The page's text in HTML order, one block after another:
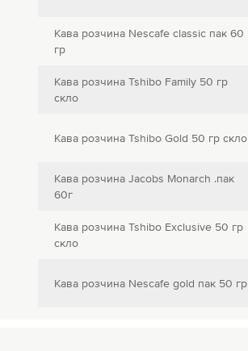
Кава розчина Nescafe classic пак 60
гр
Кава розчина Tshibo Family 50 гр
скло
Кава розчина Tshibo Gold 50 гр скло
Кава розчина Jacobs Monarch .пак
60г
Кава розчина Tshibo Exclusive 50 гр
скло
Кава розчина Nescafe gold пак 50 гр